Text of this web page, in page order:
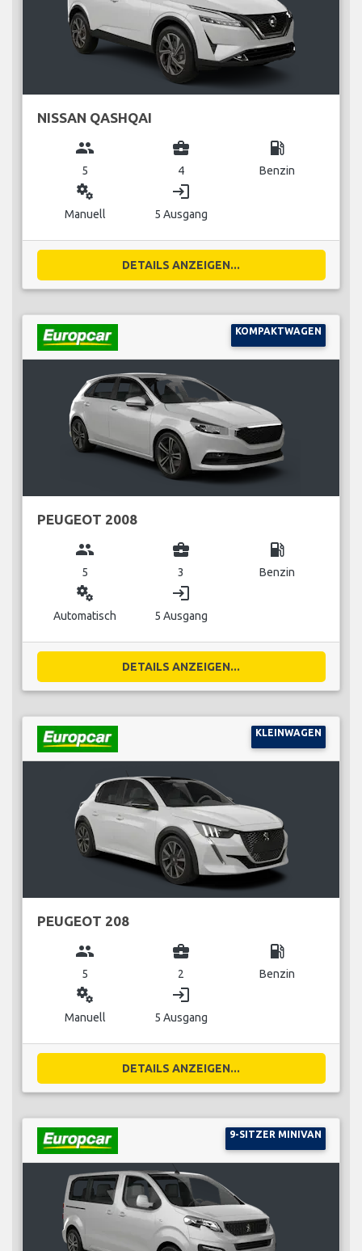
NISSAN QASHQAI
group
5
business_center
4
local_gas_station
Benzin
miscellaneous_services
Manuell
login
5 Ausgang
DETAILS ANZEIGEN...
KOMPAKTWAGEN
PEUGEOT 2008
group
5
business_center
3
local_gas_station
Benzin
miscellaneous_services
Automatisch
login
5 Ausgang
DETAILS ANZEIGEN...
KLEINWAGEN
PEUGEOT 208
group
5
business_center
2
local_gas_station
Benzin
miscellaneous_services
Manuell
login
5 Ausgang
DETAILS ANZEIGEN...
9-SITZER MINIVAN